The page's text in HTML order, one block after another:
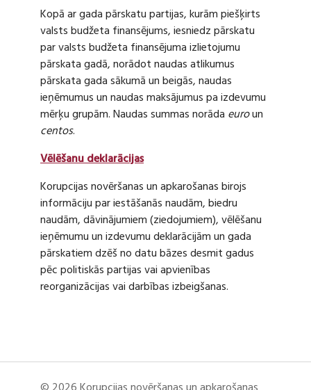
Kopā ar gada pārskatu partijas, kurām piešķirts
valsts budžeta finansējums, iesniedz pārskatu
par valsts budžeta finansējuma izlietojumu
pārskata gadā, norādot naudas atlikumus
pārskata gada sākumā un beigās, naudas
ieņēmumus un naudas maksājumus pa izdevumu
mērķu grupām. Naudas summas norāda euroun
centos.
Vēlēšanu deklarācijas
Korupcijas novēršanas un apkarošanas birojs
informāciju par iestāšanās naudām, biedru
naudām, dāvinājumiem (ziedojumiem), vēlēšanu
ieņēmumu un izdevumu deklarācijām un gada
pārskatiem dzēš no datu bāzes desmit gadus
pēc politiskās partijas vai apvienības
reorganizācijas vai darbības izbeigšanas.